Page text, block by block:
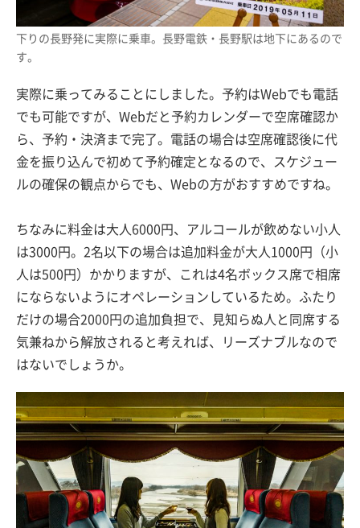
下りの長野発に実際に乗車。長野電鉄・長野駅は地下にあるので
す。
実際に乗ってみることにしました。予約はWebでも電話
でも可能ですが、Webだと予約カレンダーで空席確認か
ら、予約・決済まで完了。電話の場合は空席確認後に代
金を振り込んで初めて予約確定となるので、スケジュー
ルの確保の観点からでも、Webの方がおすすめですね。
ちなみに料金は大人6000円、アルコールが飲めない小人
は3000円。2名以下の場合は追加料金が大人1000円（小
人は500円）かかりますが、これは4名ボックス席で相席
にならないようにオペレーションしているため。ふたり
だけの場合2000円の追加負担で、見知らぬ人と同席する
気兼ねから解放されると考えれば、リーズナブルなので
はないでしょうか。